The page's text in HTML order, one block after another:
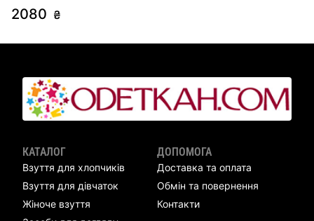
2080 ₴
КАТАЛОГ
Взуття для хлопчиків
Взуття для дівчаток
Жіноче взуття
ДОПОМОГА
Доставка та оплата
Обмін та повернення
Контакти